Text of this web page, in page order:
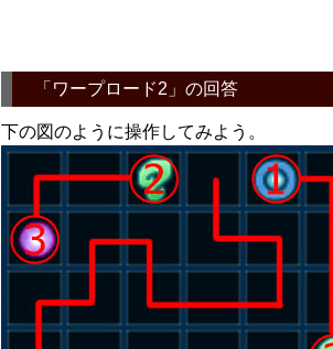
「 ワープロード2 」の回答
下の図のように操作してみよう。